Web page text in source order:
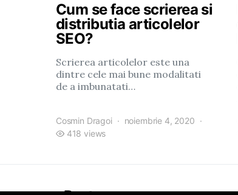
Cum se face scrierea si
distributia articolelor
SEO?
Scrierea articolelor este una
dintre cele mai bune modalitati
de a imbunatati…
Cosmin Dragoi
noiembrie 4, 2020
418 views